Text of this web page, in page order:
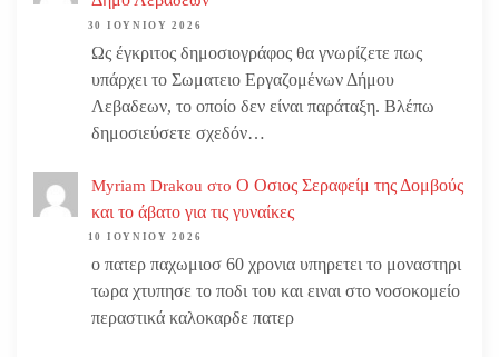
30 ΙΟΥΝΊΟΥ 2026
Ως έγκριτος δημοσιογράφος θα γνωρίζετε πως
υπάρχει το Σωματειο Εργαζομένων Δήμου
Λεβαδεων, το οποίο δεν είναι παράταξη. Βλέπω
δημοσιεύσετε σχεδόν…
Myriam Drakou στο Ο Οσιος Σεραφείμ της Δομβούς
και το άβατο για τις γυναίκες
10 ΙΟΥΝΊΟΥ 2026
ο πατερ παχωμιοσ 60 χρονια υπηρετει το μοναστηρι
τωρα χτυπησε το ποδι του και ειναι στο νοσοκομείο
περαστικά καλοκαρδε πατερ